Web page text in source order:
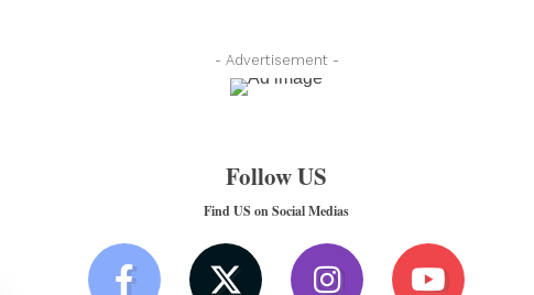
- Advertisement -
Follow US
Find US on Social Medias